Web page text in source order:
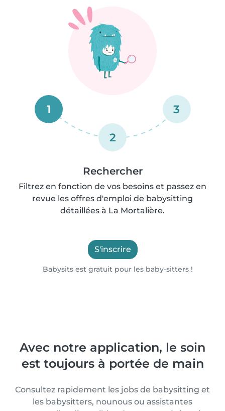
1
2
3
Rechercher
Filtrez en fonction de vos besoins et passez en
revue les offres d'emploi de babysitting
détaillées à La Mortalière.
S'inscrire
Babysits est gratuit pour les baby-sitters !
Avec notre application, le soin
est toujours à portée de main
Consultez rapidement les jobs de babysitting et
les babysitters, nounous ou assistantes